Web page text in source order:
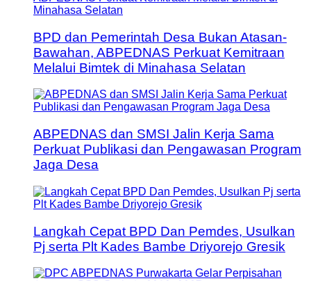
BPD dan Pemerintah Desa Bukan Atasan-
Bawahan, ABPEDNAS Perkuat Kemitraan
Melalui Bimtek di Minahasa Selatan
ABPEDNAS dan SMSI Jalin Kerja Sama
Perkuat Publikasi dan Pengawasan Program
Jaga Desa
Langkah Cepat BPD Dan Pemdes, Usulkan
Pj serta Plt Kades Bambe Driyorejo Gresik